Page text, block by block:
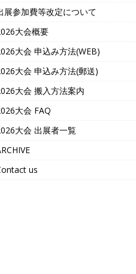
展参加費等改定について
大会概要
大会 申込み方法(WEB)
大会 申込み方法(郵送)
大会 搬入方法案内
大会 FAQ
大会 出展者一覧
us